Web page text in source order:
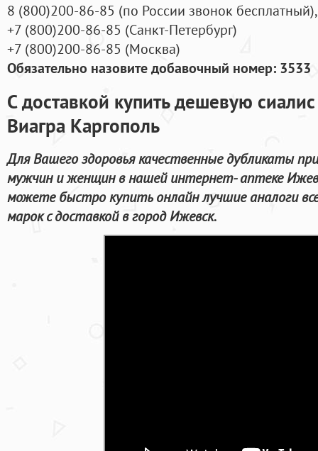
8 (800)200-86-85 (по России звонок бесплатный),
+7 (800)200-86-85 (Санкт-Петербург)
+7 (800)200-86-85 (Москва)
Обязательно назовите добавочный номер: 3533
С доставкой купить дешевую
Виагра Каргополь
Для Вашего здоровья качественные дубликаты
мужчин и женщин в нашей интернет- аптеке
можете быстро купить онлайн лучшие аналоги
марок с доставкой в город Ижевск.